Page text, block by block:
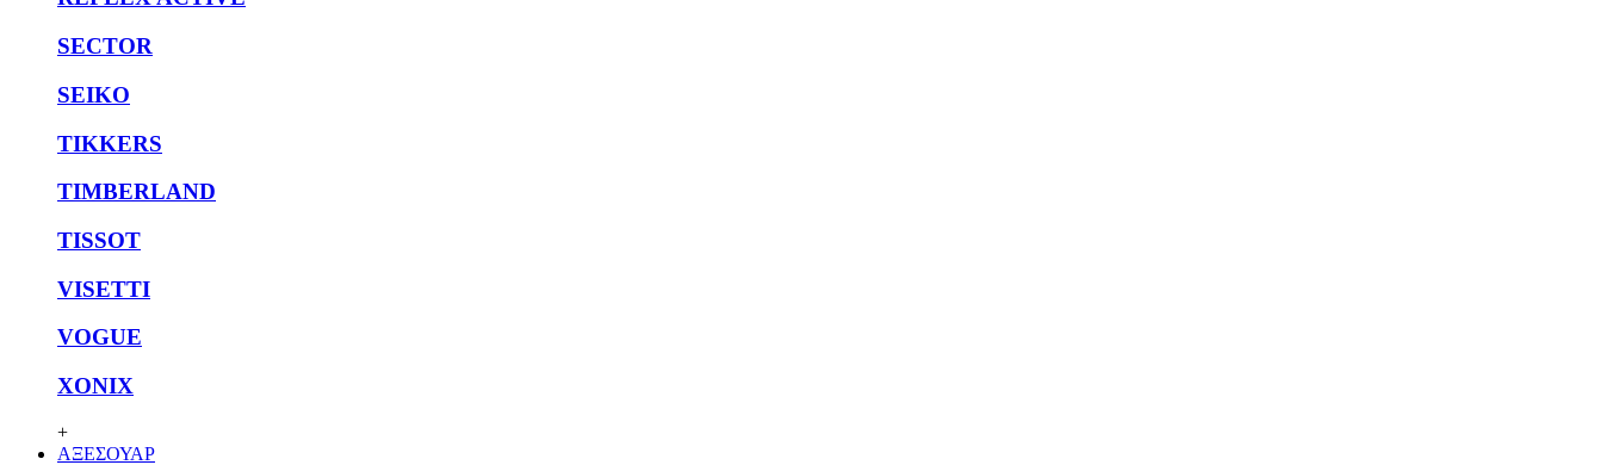
SECTOR
SEIKO
TIKKERS
TIMBERLAND
TISSOT
VISETTI
VOGUE
XONIX
+
ΑΞΕΣΟΥΑΡ